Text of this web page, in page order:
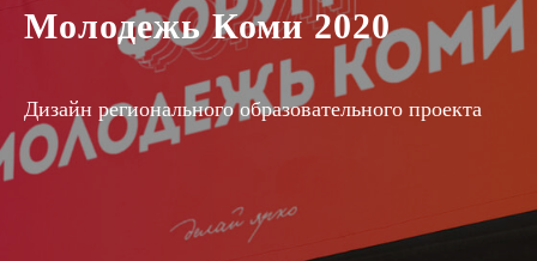
Молодежь Коми 2020
Дизайн регионального образовательного проекта